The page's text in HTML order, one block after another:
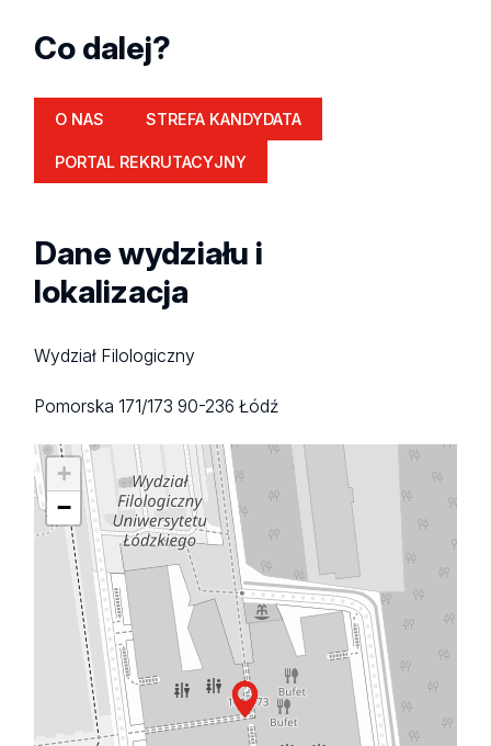
Co dalej?
O NAS STREFA KANDYDATA
PORTAL REKRUTACYJNY
Dane wydziału i
lokalizacja
Wydział Filologiczny
Pomorska 171/17390-236 Łódź
+
−